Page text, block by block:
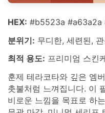
HEX: #b5523a #a63a2a
분위기: 무디한, 세련된,
최적 용도: 프리미엄 스킨
훈제 테라코타와 깊은 엠
촛불처럼 느껴집니다. 이
비로운 느낌을 목표로 하